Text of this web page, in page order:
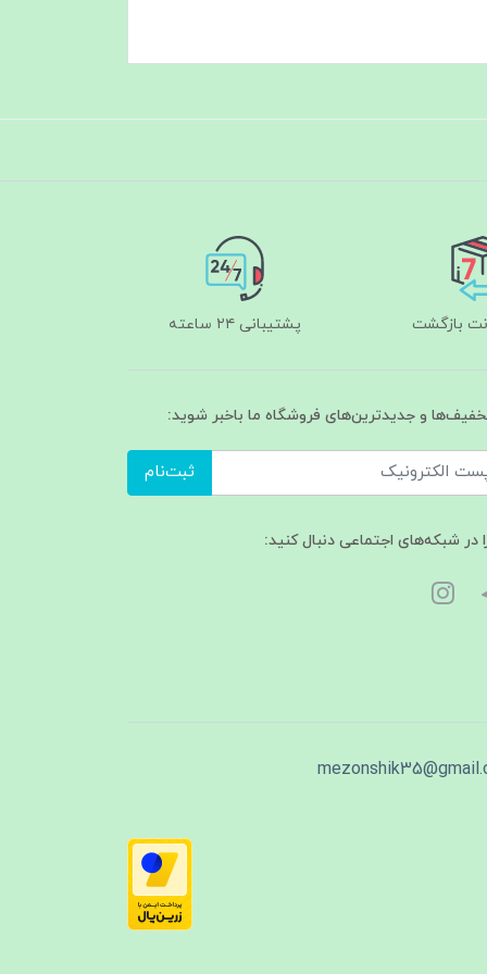
پشتیبانی ۲۴ ساعته
و جدیدترین‌های فروشگاه ما باخبر شوید:
ثبت‌نام
در شبکه‌های اجتماعی دنبال کنید: